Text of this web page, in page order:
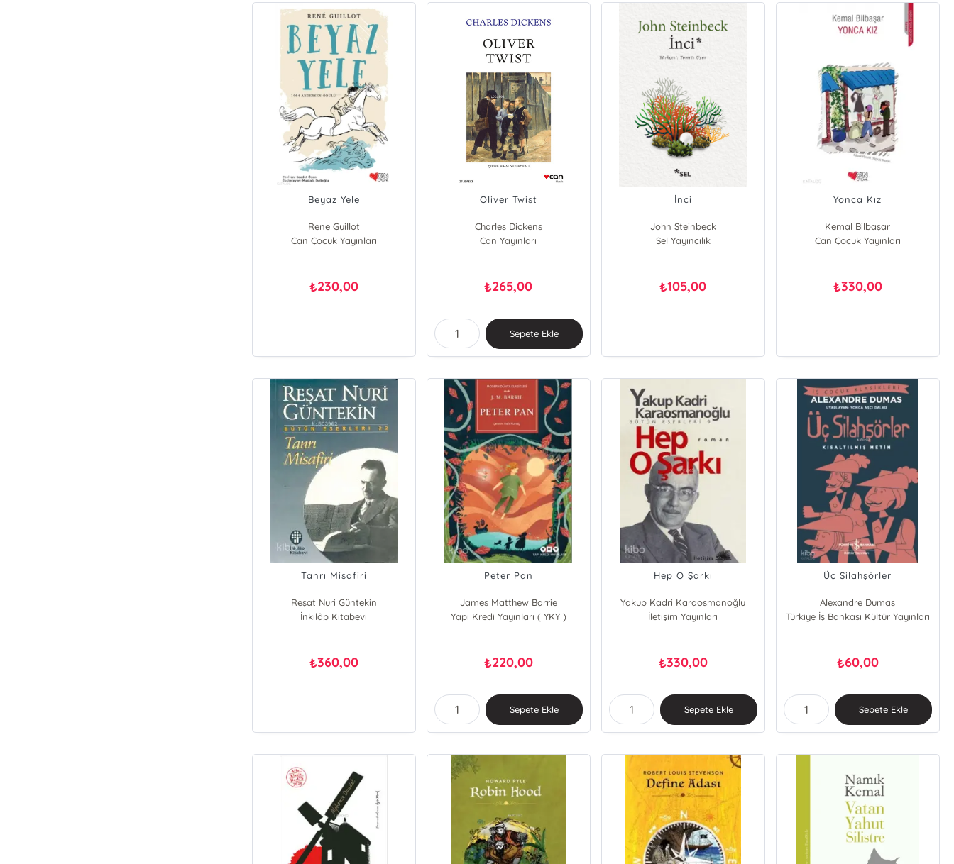
Beyaz Yele
Rene Guillot
Can Çocuk Yayınları
₺230,00
Oliver Twist
Charles Dickens
Can Yayınları
₺265,00
Sepete Ekle
İnci
John Steinbeck
Sel Yayıncılık
₺105,00
Yonca Kız
Kemal Bilbaşar
Can Çocuk Yayınları
₺330,00
Tanrı Misafiri
Reşat Nuri Güntekin
İnkılâp Kitabevi
₺360,00
Peter Pan
James Matthew Barrie
Yapı Kredi Yayınları ( YKY )
₺220,00
Sepete Ekle
Hep O Şarkı
Yakup Kadri Karaosmanoğlu
İletişim Yayınları
₺330,00
Sepete Ekle
Üç Silahşörler
Alexandre Dumas
Türkiye İş Bankası Kültür Yayınları
₺60,00
Sepete Ekle